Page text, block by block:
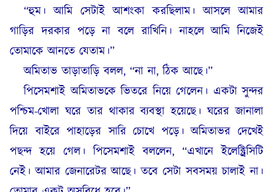
“হুম। আমি সেটাই আশংকা করছিলাম। আসলে আমার
গাড়ির দরকার পড়ে না বলে রাখিনি। নাহলে আমি নিজেই
তোমাকে আনতে যেতাম।”
অমিতাভ তাড়াতাড়ি বলল, “না না, ঠিক আছে।”
পিসেমশাই অমিতাভকে ভিতরে নিয়ে গেলেন। একটা সুন্দর
পশ্চিম-খোলা ঘরে তার থাকার ব্যবস্থা হয়েছে। ঘরের জানালা
দিয়ে বাইরে পাহাড়ের সারি চোখে পড়ে। অমিতাভর দেখেই
পছন্দ হয়ে গেল। পিসেমশাই বললেন, “এখানে ইলেক্ট্রিসিটি
নেই। আমার জেনারেটর আছে। তবে সেটা সবসময় চালাই না।